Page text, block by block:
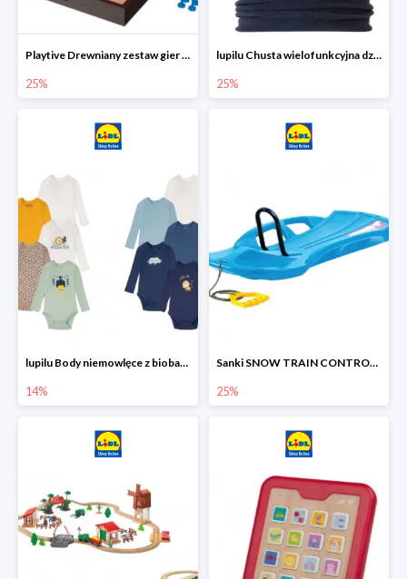
Playtive Drewniany zestaw gier 10 w 1
25%
lupilu Chusta wielofunkcyjna dziecięca
25%
lupilu Body niemowlęce z biobawełny
14%
Sanki SNOW TRAIN CONTROL -25%
25%